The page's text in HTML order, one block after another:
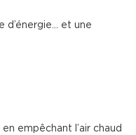
et une
empêchant l’air chaud